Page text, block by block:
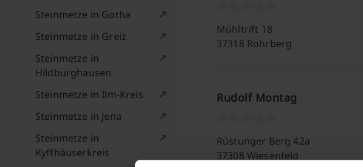
Steinmetze in Gotha
Steinmetze in Greiz
Steinmetze in
Hildburghausen
Steinmetze in Ilm-Kreis
Steinmetze in Jena
Steinmetze in
Kyffhäuserkreis
Mühltrift 18
37318 Rohrberg
Rudolf Montag
Rüstunger Berg 42a
37308 Wiesenfeld